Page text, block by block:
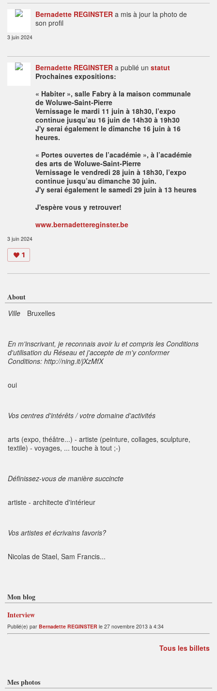
Bernadette REGINSTER a mis à jour la photo de
son profil
3 juin 2024
Bernadette REGINSTER a publié un statut
Prochaines expositions:
« Habiter », salle Fabry à la maison communale
de Woluwe-Saint-Pierre
Vernissage le mardi 11 juin à 18h30, l’expo
continue jusqu’au 16 juin de 14h30 à 19h30
J'y serai également le dimanche 16 juin à 16
heures.
« Portes ouvertes de l’académie », à l’académie
des arts de Woluwe-Saint-Pierre
Vernissage le vendredi 28 juin à 18h30, l’expo
continue jusqu’au dimanche 30 juin.
J'y serai également le samedi 29 juin à 13 heures
J'espère vous y retrouver!
www.bernadettereginster.be
3 juin 2024
1
About
Ville Bruxelles
En m'inscrivant, je reconnais avoir lu et compris les Conditions
d'utilisation du Réseau et j'accepte de m'y conformer
Conditions: http://ning.it/jXzMfX
oui
Vos centres d'intérêts / votre domaine d'activités
arts (expo, théâtre...) - artiste (peinture, collages, sculpture,
textile) - voyages, ... touche à tout ;-)
Définissez-vous de manière succincte
artiste - architecte d'intérieur
Vos artistes et écrivains favoris?
Nicolas de Stael, Sam Francis...
Mon blog
Interview
Publié(e) par Bernadette REGINSTER le 27 novembre 2013 à 4:34
Tous les billets
Mes photos